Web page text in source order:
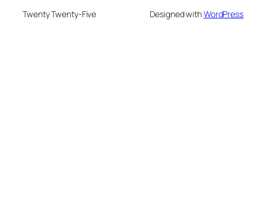
Twenty Twenty-Five Designed withWordPress